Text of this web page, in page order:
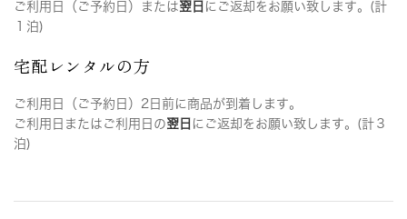
ご利用日（ご予約日）または翌日 にご返却をお願い致します。(計
１泊)
宅配レンタルの方
ご利用日（ご予約日）2日前に商品が到着します。
ご利用日またはご利用日の翌日 にご返却をお願い致します。(計３
泊)